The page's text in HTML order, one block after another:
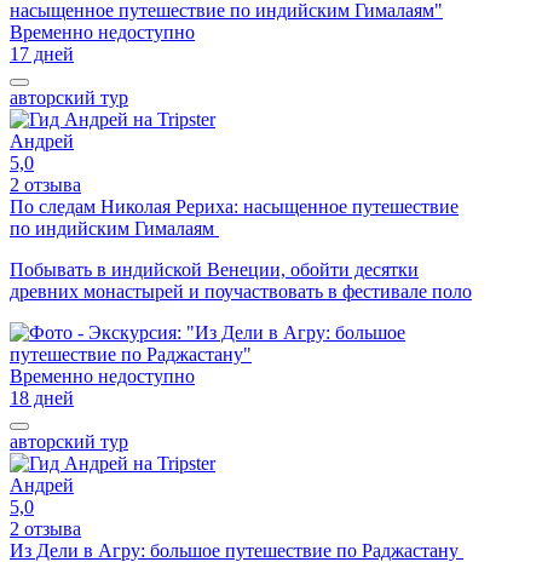
Временно недоступно
17 дней
авторский тур
Андрей
5,0
2 отзыва
По следам Николая Рериха: насыщенное путешествие
по индийским Гималаям
Побывать в индийской Венеции, обойти десятки
древних монастырей и поучаствовать в фестивале поло
Временно недоступно
18 дней
авторский тур
Андрей
5,0
2 отзыва
Из Дели в Агру: большое путешествие по Раджастану